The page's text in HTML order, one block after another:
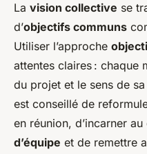
La vision collective se
d’objectifs communs
Utiliser l’approche
attentes claires : chaque
du projet et le sens de
est conseillé de
en réunion, d’incarner
d’équipe et de remettre